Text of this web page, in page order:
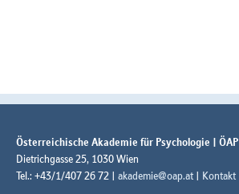
Österreichische Akademie für Psychologie | ÖAP
Dietrichgasse 25, 1030 Wien
Tel.: +43/1/407 26 72 | akademie@oap.at | Kontakt